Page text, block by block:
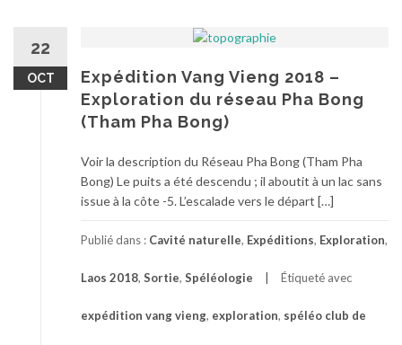
22
OCT
Expédition Vang Vieng 2018 –
Exploration du réseau Pha Bong
(Tham Pha Bong)
Voir la description du Réseau Pha Bong (Tham Pha
Bong) Le puits a été descendu ; il aboutit à un lac sans
issue à la côte -5. L’escalade vers le départ […]
Publié dans : Cavité naturelle, Expéditions, Exploration,
Laos 2018, Sortie, Spéléologie Étiqueté avec
expédition vang vieng, exploration, spéléo club de